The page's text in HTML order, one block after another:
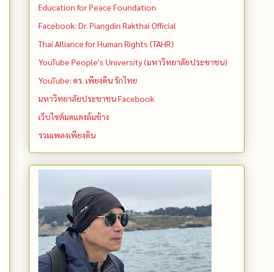
Education for Peace Foundation
Facebook: Dr. Piangdin Rakthai Official
Thai Alliance for Human Rights (TAHR)
YouTube People's University (มหาวิทยาลัยประชาชน)
YouTube: ดร. เพียงดิน รักไทย
มหาวิทยาลัยประชาชน Facebook
เว็บไซต์มดแดงล้มช้าง
รวมเพลงเพียงดิน